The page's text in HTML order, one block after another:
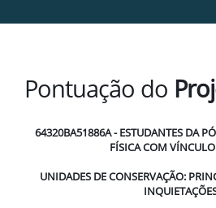
Pontuação do
64320BA51886A - ESTUDANTES DA
FÍSICA COM
UNIDADES DE CONSERVAÇÃO: